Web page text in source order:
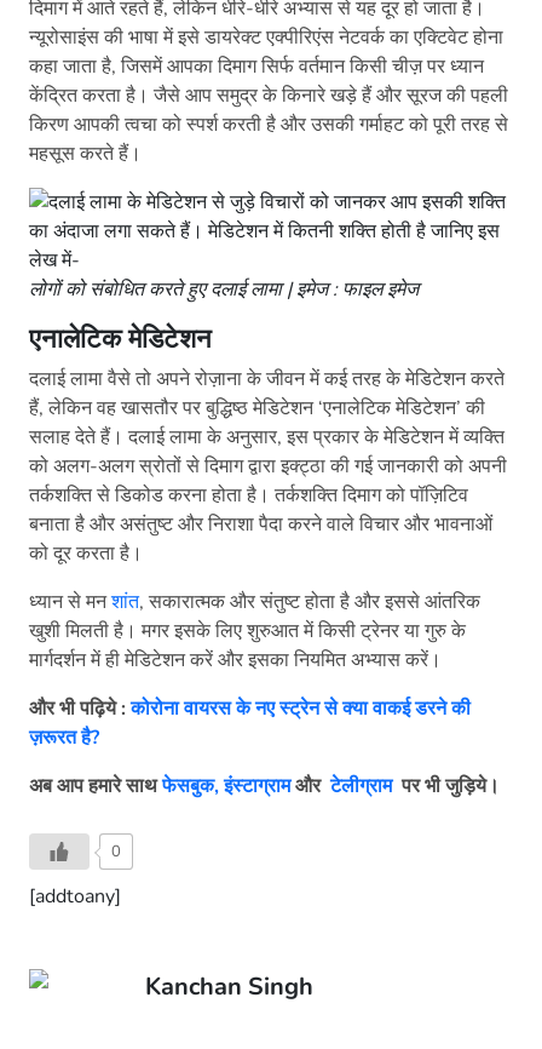
दिमाग में आते रहते हैं, लेकिन धीरे-धीरे अभ्यास से यह दूर हो जाता है।
न्यूरोसाइंस की भाषा में इसे डायरेक्ट एक्पीरिएंस नेटवर्क का एक्टिवेट होना
कहा जाता है, जिसमें आपका दिमाग सिर्फ वर्तमान किसी चीज़ पर ध्यान
केंद्रित करता है। जैसे आप समुद्र के किनारे खड़े हैं और सूरज की पहली
किरण आपकी त्वचा को स्पर्श करती है और उसकी गर्माहट को पूरी तरह से
महसूस करते हैं।
लोगों को संबोधित करते हुए दलाई लामा | इमेज : फाइल इमेज
एनालेटिक मेडिटेशन
दलाई लामा वैसे तो अपने रोज़ाना के जीवन में कई तरह के मेडिटेशन करते
हैं, लेकिन वह खासतौर पर बुद्धिष्ठ मेडिटेशन ‘एनालेटिक मेडिटेशन’ की
सलाह देते हैं। दलाई लामा के अनुसार, इस प्रकार के मेडिटेशन में व्यक्ति
को अलग-अलग स्रोतों से दिमाग द्वारा इक्ट्ठा की गई जानकारी को अपनी
तर्कशक्ति से डिकोड करना होता है। तर्कशक्ति दिमाग को पॉज़िटिव
बनाता है और असंतुष्ट और निराशा पैदा करने वाले विचार और भावनाओं
को दूर करता है।
ध्यान से मनशांत, सकारात्मक और संतुष्ट होता है और इससे आंतरिक
खुशी मिलती है। मगर इसके लिए शुरुआत में किसी ट्रेनर या गुरु के
मार्गदर्शन में ही मेडिटेशन करें और इसका नियमित अभ्यास करें।
और भी पढ़िये : कोरोना वायरस के नए स्ट्रेन से क्या वाकई डरने की
ज़रूरत है?
अब आप हमारे साथफेसबुक,इंस्टाग्रामऔर टेलीग्राम पर भी जुड़िये।
0
[addtoany]
Kanchan Singh